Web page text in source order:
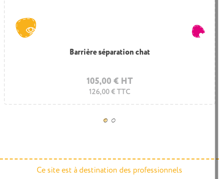
Barrière séparation chat
105,00 € HT
126,00 € TTC
Barrière de séparation en toile grise
137,50 € HT
165,00 € TTC
Ce site est à destination des professionnels